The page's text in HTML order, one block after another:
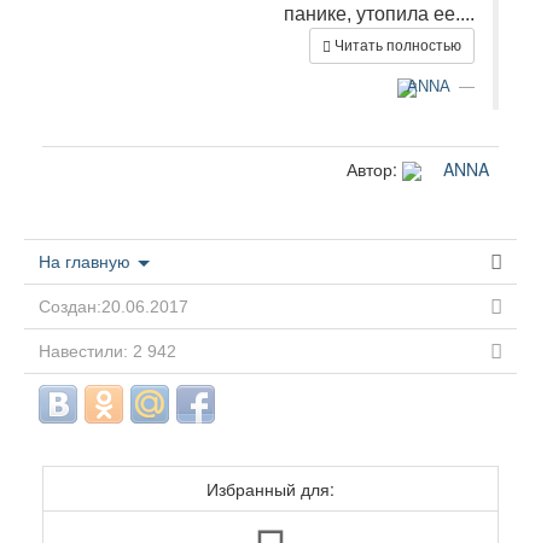
панике, утопила ее....
Читать полностью
ANNA
Автор: ANNA
На главную
Создан:20.06.2017
Навестили: 2 942
Избранный для: